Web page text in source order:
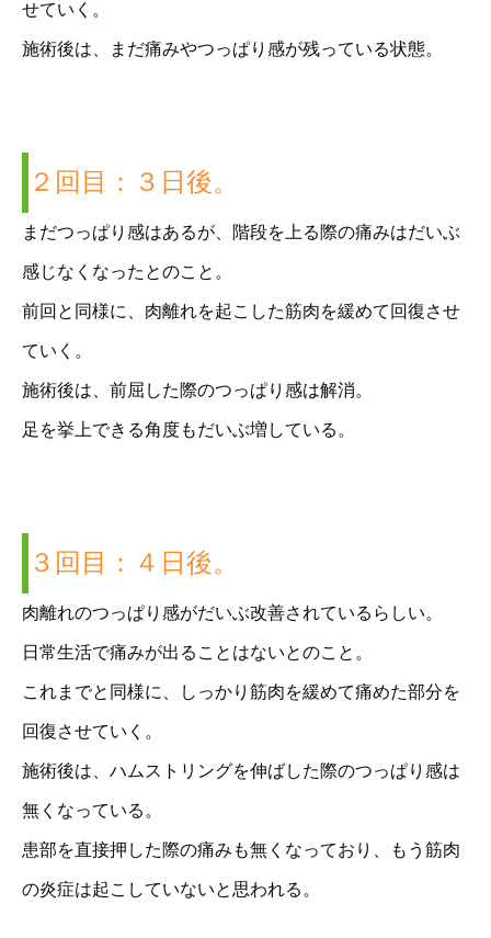
せていく。
施術後は、まだ痛みやつっぱり感が残っている状態。
２回目：３日後。
まだつっぱり感はあるが、階段を上る際の痛みはだいぶ
感じなくなったとのこと。
前回と同様に、肉離れを起こした筋肉を緩めて回復させ
ていく。
施術後は、前屈した際のつっぱり感は解消。
足を挙上できる角度もだいぶ増している。
３回目：４日後。
肉離れのつっぱり感がだいぶ改善されているらしい。
日常生活で痛みが出ることはないとのこと。
これまでと同様に、しっかり筋肉を緩めて痛めた部分を
回復させていく。
施術後は、ハムストリングを伸ばした際のつっぱり感は
無くなっている。
患部を直接押した際の痛みも無くなっており、もう筋肉
の炎症は起こしていないと思われる。